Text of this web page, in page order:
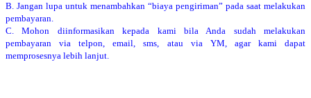
B. Jangan lupa untuk menambahkan “biaya pengiriman” pada saat melakukan
pembayaran.
C. Mohon diinformasikan kepada kami bila Anda sudah melakukan
pembayaran via telpon, email, sms, atau via YM, agar kami dapat
memprosesnya lebih lanjut.